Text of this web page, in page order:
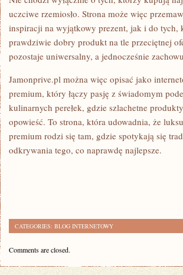
uczciwe rzemiosło. Strona może więc
inspiracji na wyjątkowy prezent, jak i do
prawdziwie dobry produkt na tle przeciętnej
pozostaje uniwersalny, a jednocześnie
Jamonprive.pl można więc opisać jako
premium, który łączy pasję z świadomym
kulinarnych perełek, gdzie szlachetne
opowieść. To strona, która udowadnia, że
premium rodzi się tam, gdzie spotykają się
odkrywania tego, co naprawdę najlepsze.
CATEGORIES: BLOG INTERNETOWY
Comments are closed.